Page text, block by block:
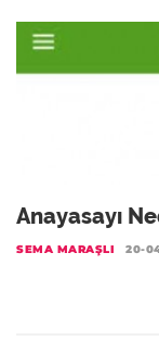
Anayasayı
SEMA MARAŞLI 20-